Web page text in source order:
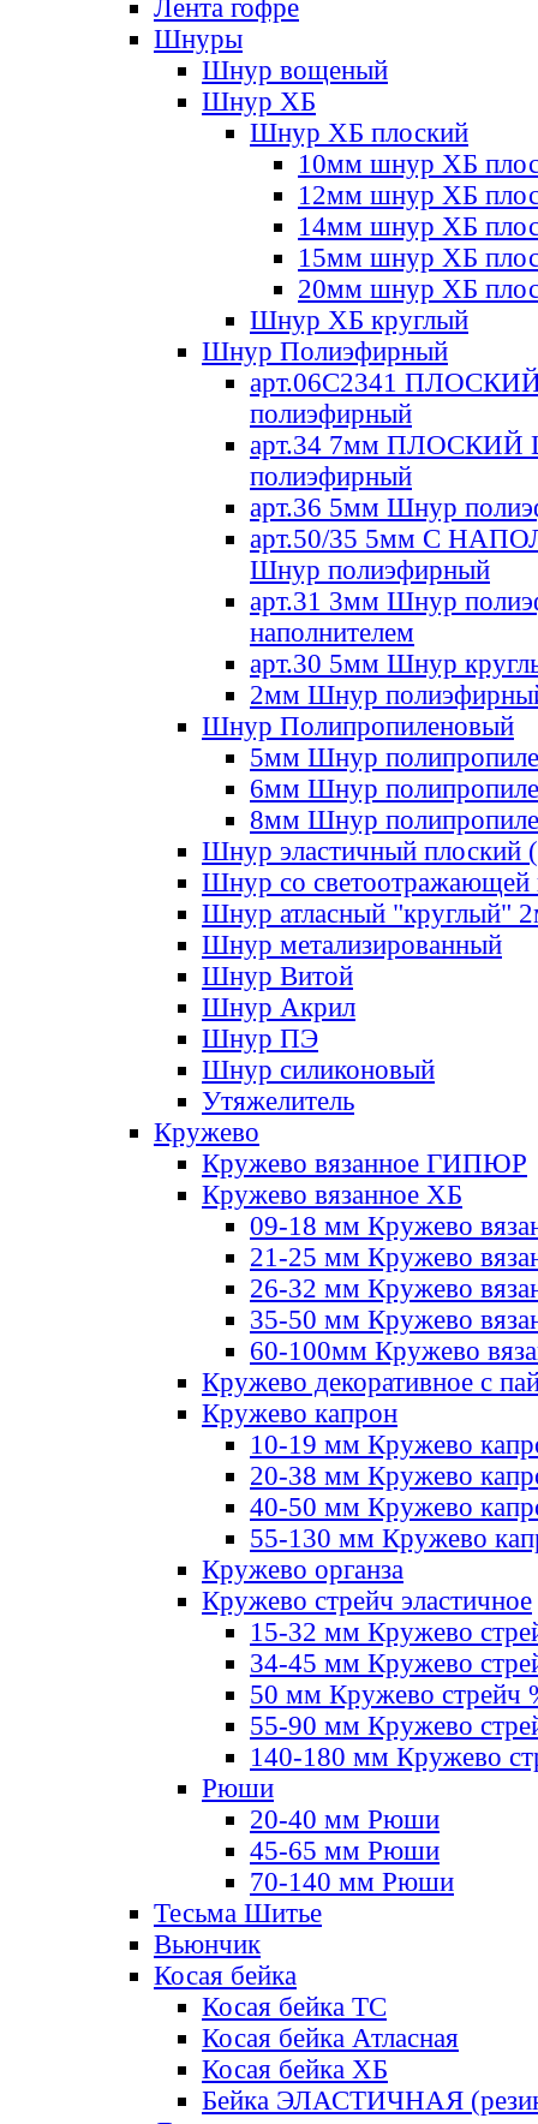
Лента гофре
Шнуры
Шнур вощеный
Шнур ХБ
Шнур ХБ плоский
10мм шнур ХБ
12мм шнур ХБ
14мм шнур ХБ
15мм шнур ХБ
20мм шнур ХБ
Шнур ХБ круглый
Шнур Полиэфирный
арт.06С2341
полиэфирный
арт.34 7мм ПЛОСКИЙ
полиэфирный
арт.36 5мм Шнур
арт.50/35 5мм С
Шнур полиэфирный
арт.31 3мм Шнур
наполнителем
арт.30 5мм Шнур
2мм Шнур
Шнур Полипропиленовый
5мм Шнур
6мм Шнур
8мм Шнур
Шнур эластичный плоский
Шнур со светоотражающей
Шнур атласный "круглый"
Шнур метализированный
Шнур Витой
Шнур Акрил
Шнур ПЭ
Шнур силиконовый
Утяжелитель
Кружево
Кружево вязанное ГИПЮР
Кружево вязанное ХБ
09-18 мм Кружево
21-25 мм Кружево
26-32 мм Кружево
35-50 мм Кружево
60-100мм Кружево
Кружево декоративное с
Кружево капрон
10-19 мм Кружево
20-38 мм Кружево
40-50 мм Кружево
55-130 мм Кружево
Кружево органза
Кружево стрейч эластичное
15-32 мм Кружево
34-45 мм Кружево
50 мм Кружево стрейч
55-90 мм Кружево
140-180 мм Кружево
Рюши
20-40 мм Рюши
45-65 мм Рюши
70-140 мм Рюши
Тесьма Шитье
Вьюнчик
Косая бейка
Косая бейка ТС
Косая бейка Атласная
Косая бейка ХБ
Бейка ЭЛАСТИЧНАЯ